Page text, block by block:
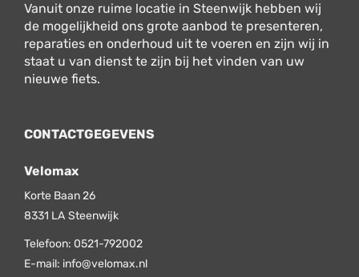
Vanuit onze ruime locatie in Steenwijk hebben wij
de mogelijkheid ons grote aanbod te presenteren,
reparaties en onderhoud uit te voeren en zijn wij in
staat u van dienst te zijn bij het vinden van uw
nieuwe fiets.
CONTACTGEGEVENS
Velomax
Korte Baan 26
8331 LA Steenwijk
Telefoon: 0521-792002
E-mail: info@velomax.nl